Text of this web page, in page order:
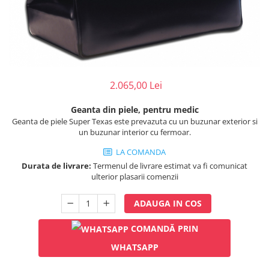
Injectomate
CPAP si AUTOCPAP
Instrumentar
Instalatii gaze medicinale
Prize gaze medicinale
Regulatoare presiune gaze
Carucioare butelii gaze
Componente statii gaze
Panouri control si alarmare
Console ATI si UPU
Dispozitive si sisteme de prindere /
2.065,00 Lei
Geanta din piele, pentru medic
Geanta de piele Super Texas este prevazuta cu un buzunar exterior si
un buzunar interior cu fermoar.
LA COMANDA
Durata de livrare: Termenul de livrare estimat va fi comunicat
ulterior plasarii comenzii
ADAUGA IN COS
COMANDĂ PRIN
WHATSAPP